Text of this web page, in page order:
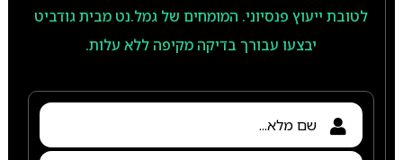
לטובת ייעוץ פנסיוני. המומחים של גמל.נט מבית גודביט
יבצעו עבורך בדיקה מקיפה ללא עלות.